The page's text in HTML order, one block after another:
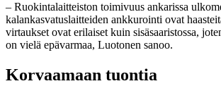
– Ruokintalaitteiston toimivuus ankarissa
kalankasvatuslaitteiden ankkurointi ovat
virtaukset ovat erilaiset kuin sisäsaaristossa,
on vielä epävarmaa, Luotonen sanoo.
Korvaamaan tuontia